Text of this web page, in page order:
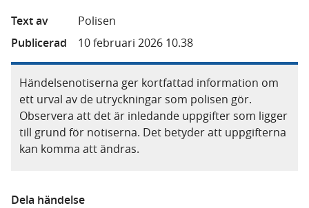
Text av
Polisen
Publicerad
10 februari 2026 10.38
Händelsenotiserna ger kortfattad information om
ett urval av de utryckningar som polisen gör.
Observera att det är inledande uppgifter som ligger
till grund för notiserna. Det betyder att uppgifterna
kan komma att ändras.
Dela händelse